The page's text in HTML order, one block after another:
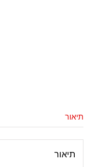
תיאור
תיאור